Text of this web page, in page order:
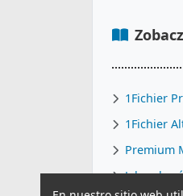
1Fichier
1Fichier
Premium
Jak